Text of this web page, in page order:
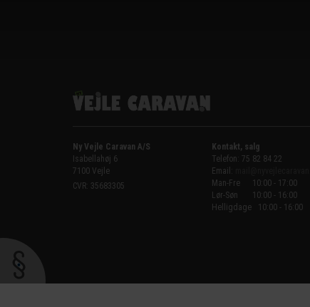
Ny Vejle Caravan A/S
Isabellahøj 6
7100 Vejle
CVR: 35683305
Kontakt, salg
Telefon: 75 82 84 22
Email:
Man-Fre
10:00 - 17:00
Lør-Søn
10:00 - 16:00
Helligdage   10:00 - 16:00